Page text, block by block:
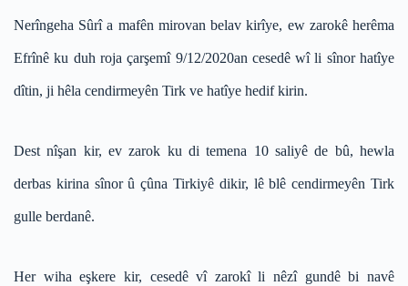
Nerîngeha Sûrî a mafên mirovan belav kirîye, ew zarokê herêma
Efrînê ku duh roja çarşemî 9/12/2020an cesedê wî li sînor hatîye
dîtin, ji hêla cendirmeyên Tirk ve hatîye hedif kirin.
Dest nîşan kir, ev zarok ku di temena 10 saliyê de bû, hewla
derbas kirina sînor û çûna Tirkiyê dikir, lê blê cendirmeyên Tirk
gulle berdanê.
Her wiha eşkere kir, cesedê vî zarokî li nêzî gundê bi navê